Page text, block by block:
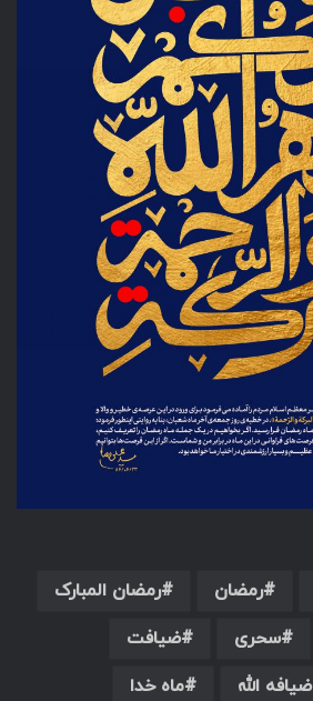
رمضان
رمضان المبارک
سحری
ضیافت
ضیافه الله
ماه خدا